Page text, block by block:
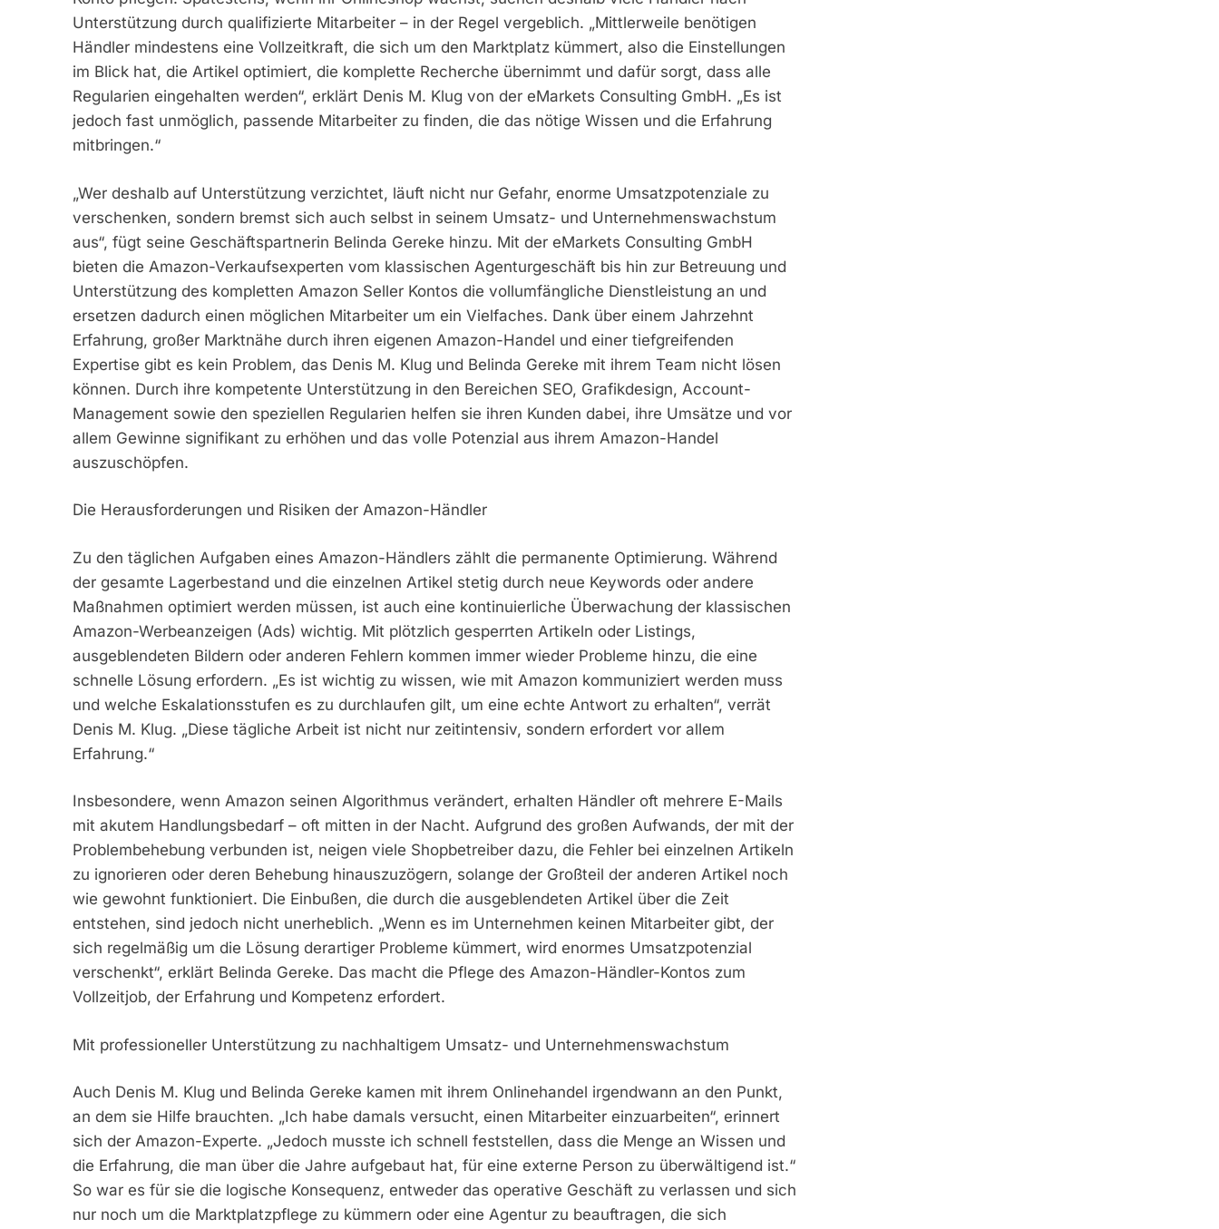
Unterstützung durch qualifizierte Mitarbeiter – in der Regel vergeblich. „Mittlerweile benötigen
Händler mindestens eine Vollzeitkraft, die sich um den Marktplatz kümmert, also die Einstellungen
im Blick hat, die Artikel optimiert, die komplette Recherche übernimmt und dafür sorgt, dass alle
Regularien eingehalten werden“, erklärt Denis M. Klug von der eMarkets Consulting GmbH. „Es ist
jedoch fast unmöglich, passende Mitarbeiter zu finden, die das nötige Wissen und die Erfahrung
mitbringen.“
„Wer deshalb auf Unterstützung verzichtet, läuft nicht nur Gefahr, enorme Umsatzpotenziale zu
verschenken, sondern bremst sich auch selbst in seinem Umsatz- und Unternehmenswachstum
aus“, fügt seine Geschäftspartnerin Belinda Gereke hinzu. Mit der eMarkets Consulting GmbH
bieten die Amazon-Verkaufsexperten vom klassischen Agenturgeschäft bis hin zur Betreuung und
Unterstützung des kompletten Amazon Seller Kontos die vollumfängliche Dienstleistung an und
ersetzen dadurch einen möglichen Mitarbeiter um ein Vielfaches. Dank über einem Jahrzehnt
Erfahrung, großer Marktnähe durch ihren eigenen Amazon-Handel und einer tiefgreifenden
Expertise gibt es kein Problem, das Denis M. Klug und Belinda Gereke mit ihrem Team nicht lösen
können. Durch ihre kompetente Unterstützung in den Bereichen SEO, Grafikdesign, Account-
Management sowie den speziellen Regularien helfen sie ihren Kunden dabei, ihre Umsätze und vor
allem Gewinne signifikant zu erhöhen und das volle Potenzial aus ihrem Amazon-Handel
auszuschöpfen.
Die Herausforderungen und Risiken der Amazon-Händler
Zu den täglichen Aufgaben eines Amazon-Händlers zählt die permanente Optimierung. Während
der gesamte Lagerbestand und die einzelnen Artikel stetig durch neue Keywords oder andere
Maßnahmen optimiert werden müssen, ist auch eine kontinuierliche Überwachung der klassischen
Amazon-Werbeanzeigen (Ads) wichtig. Mit plötzlich gesperrten Artikeln oder Listings,
ausgeblendeten Bildern oder anderen Fehlern kommen immer wieder Probleme hinzu, die eine
schnelle Lösung erfordern. „Es ist wichtig zu wissen, wie mit Amazon kommuniziert werden muss
und welche Eskalationsstufen es zu durchlaufen gilt, um eine echte Antwort zu erhalten“, verrät
Denis M. Klug. „Diese tägliche Arbeit ist nicht nur zeitintensiv, sondern erfordert vor allem
Erfahrung.“
Insbesondere, wenn Amazon seinen Algorithmus verändert, erhalten Händler oft mehrere E-Mails
mit akutem Handlungsbedarf – oft mitten in der Nacht. Aufgrund des großen Aufwands, der mit der
Problembehebung verbunden ist, neigen viele Shopbetreiber dazu, die Fehler bei einzelnen Artikeln
zu ignorieren oder deren Behebung hinauszuzögern, solange der Großteil der anderen Artikel noch
wie gewohnt funktioniert. Die Einbußen, die durch die ausgeblendeten Artikel über die Zeit
entstehen, sind jedoch nicht unerheblich. „Wenn es im Unternehmen keinen Mitarbeiter gibt, der
sich regelmäßig um die Lösung derartiger Probleme kümmert, wird enormes Umsatzpotenzial
verschenkt“, erklärt Belinda Gereke. Das macht die Pflege des Amazon-Händler-Kontos zum
Vollzeitjob, der Erfahrung und Kompetenz erfordert.
Mit professioneller Unterstützung zu nachhaltigem Umsatz- und Unternehmenswachstum
Auch Denis M. Klug und Belinda Gereke kamen mit ihrem Onlinehandel irgendwann an den Punkt,
an dem sie Hilfe brauchten. „Ich habe damals versucht, einen Mitarbeiter einzuarbeiten“, erinnert
sich der Amazon-Experte. „Jedoch musste ich schnell feststellen, dass die Menge an Wissen und
die Erfahrung, die man über die Jahre aufgebaut hat, für eine externe Person zu überwältigend ist.“
So war es für sie die logische Konsequenz, entweder das operative Geschäft zu verlassen und sich
nur noch um die Marktplatzpflege zu kümmern oder eine Agentur zu beauftragen, die sich